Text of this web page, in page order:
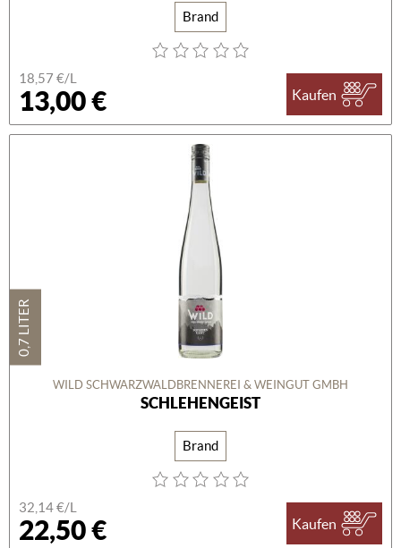
Brand
18,57 €/L
13,00 € Kaufen
0,7 LITER
WILD SCHWARZWALDBRENNEREI & WEINGUT GMBH
SCHLEHENGEIST
Brand
32,14 €/L
22,50 € Kaufen